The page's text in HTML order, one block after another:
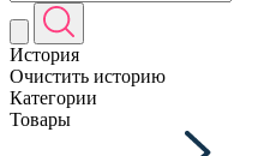
История
Очистить историю
Категории
Товары